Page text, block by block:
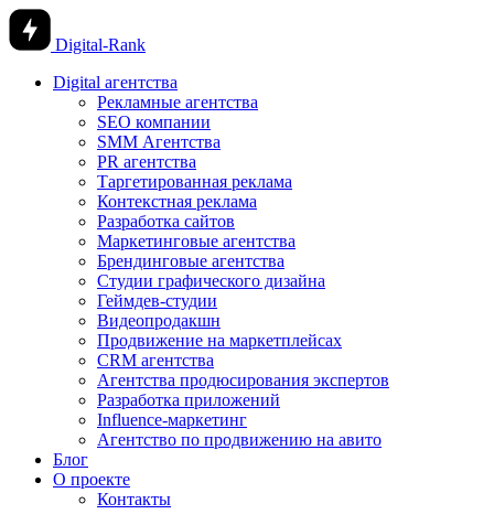
Digital-Rank
Digital агентства
Рекламные агентства
SEO компании
SMM Агентства
PR агентства
Таргетированная реклама
Контекстная реклама
Разработка сайтов
Маркетинговые агентства
Брендинговые агентства
Студии графического дизайна
Геймдев-студии
Видеопродакшн
Продвижение на маркетплейсах
CRM агентства
Агентства продюсирования экспертов
Разработка приложений
Influence-маркетинг
Агентство по продвижению на авито
Блог
О проекте
Контакты